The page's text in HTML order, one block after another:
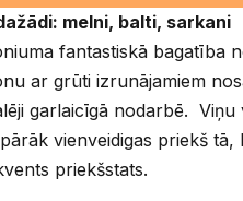
melni, balti, sarkani
fantastiskā bagatība
ar grūti izrunājamiem
garlaicīgā nodarbē.
vienveidigas priekš
priekšstats.